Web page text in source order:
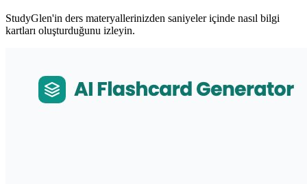
StudyGlen'in ders materyallerinizden saniyeler içinde nasıl bilgi
kartları oluşturduğunu izleyin.